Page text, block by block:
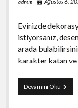
admin Ağustos 6,
Evinizde
istiyorsanız,
arada
karakter katan ve
Devamını OkuDesenli
Perde